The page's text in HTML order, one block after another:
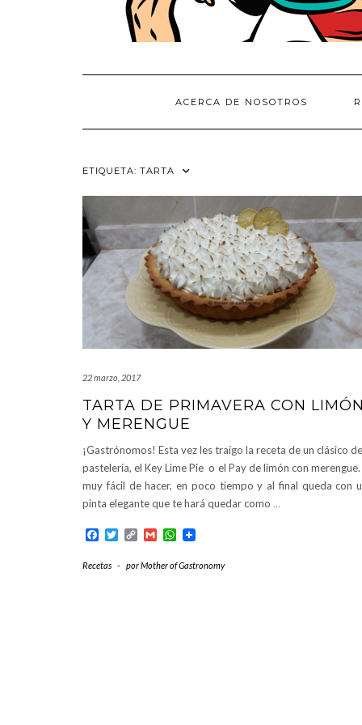
ACERCA DE NOSOTROS
ETIQUETA: TARTA
22 marzo, 2017
TARTA DE PRIMAVERA CON LIMÓN
Y MERENGUE
¡Gastrónomos! Esta vez les traigo la receta de un clásico
pastelería, el Key Lime Pie o el Pay de limón con merengue.
muy fácil de hacer, en poco tiempo y al final queda con
pinta elegante que te hará quedar como …
Facebook
TwitterCopyGmailWhatsApp
Recetas - porMother of Gastronomy